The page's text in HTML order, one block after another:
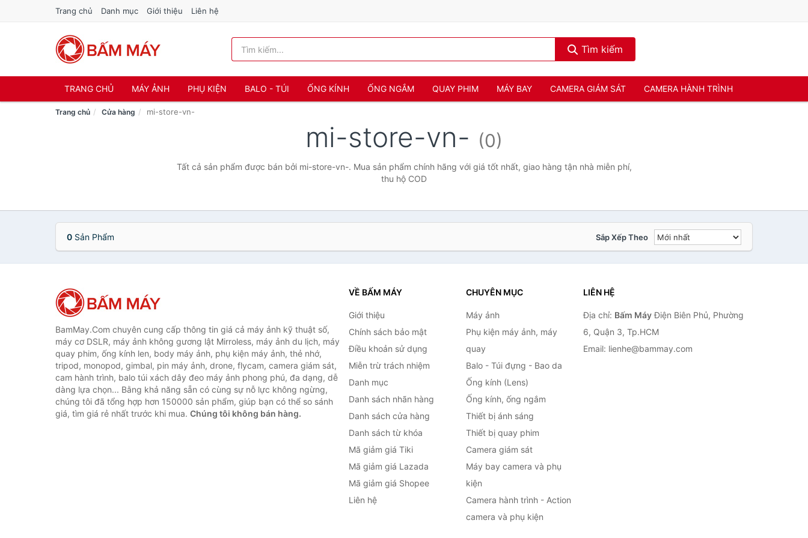
Trang chủ Danh mục Giới thiệu Liên hệ
Tìm kiếm
TRANG CHỦ MÁY ẢNH PHỤ KIỆN BALO - TÚI ỐNG KÍNH ỐNG NGẮM QUAY PHIM MÁY BAY CAMERA GIÁM SÁT CAMERA HÀNH TRÌNH
Trang chủ Cửa hàng mi-store-vn-
mi-store-vn- (0)
Tất cả sản phẩm được bán bởi mi-store-vn-. Mua sản phẩm chính hãng với giá tốt nhất, giao hàng tận nhà miễn phí,
thu hộ COD
0 Sản Phẩm Sắp Xếp Theo
BamMay.Com chuyên cung cấp thông tin giá cả máy ảnh kỹ thuật số,
máy cơ DSLR, máy ảnh không gương lật Mirroless, máy ảnh du lịch, máy
quay phim, ống kính len, body máy ảnh, phụ kiện máy ảnh, thẻ nhớ,
tripod, monopod, gimbal, pin máy ảnh, drone, flycam, camera giám sát,
cam hành trình, balo túi xách dây đeo máy ảnh phong phú, đa dạng, dễ
dàng lựa chọn... Bằng khả năng sẵn có cùng sự nỗ lực không ngừng,
chúng tôi đã tổng hợp hơn 150000 sản phẩm, giúp bạn có thể so sánh
giá, tìm giá rẻ nhất trước khi mua. Chúng tôi không bán hàng.
VỀ BẤM MÁY
Giới thiệu
Chính sách bảo mật
Điều khoản sử dụng
Miễn trừ trách nhiệm
Danh mục
Danh sách nhãn hàng
Danh sách cửa hàng
Danh sách từ khóa
Mã giảm giá Tiki
Mã giảm giá Lazada
Mã giảm giá Shopee
Liên hệ
CHUYÊN MỤC
Máy ảnh
Phụ kiện máy ảnh, máy
quay
Balo - Túi đựng - Bao da
Ống kính (Lens)
Ống kính, ống ngắm
Thiết bị ánh sáng
Thiết bị quay phim
Camera giám sát
Máy bay camera và phụ
kiện
Camera hành trình - Action
camera và phụ kiện
LIÊN HỆ
Địa chỉ: Bấm MáyĐiện Biên Phủ, Phường
6, Quận 3, Tp.HCM
Email: lienhe@bammay.com